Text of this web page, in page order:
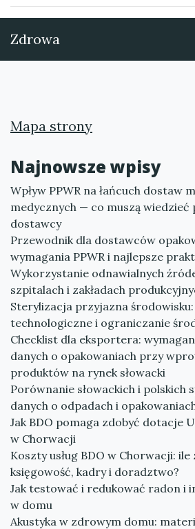
Zdrowa
Mapa strony
Najnowsze wpisy
Wpływ PPWR na łańcuch dostaw
medycznych — co muszą wiedzieć
dostawcy
Przewodnik dla dostawców
wymagania PPWR i najlepsze
Wykorzystanie odnawialnych
szpitalach i zakładach
Sterylizacja przyjazna
technologiczne i ograniczanie
Checklist dla eksportera:
danych o opakowaniach przy
produktów na rynek słowacki
Porównanie słowackich i polskich
danych o odpadach i
Jak BDO pomaga zdobyć dotacje
w Chorwacji
Koszty usług BDO w Chorwacji: ile
księgowość, kadry i doradztwo?
Jak testować i redukować radon i
w domu
Akustyka w zdrowym domu: